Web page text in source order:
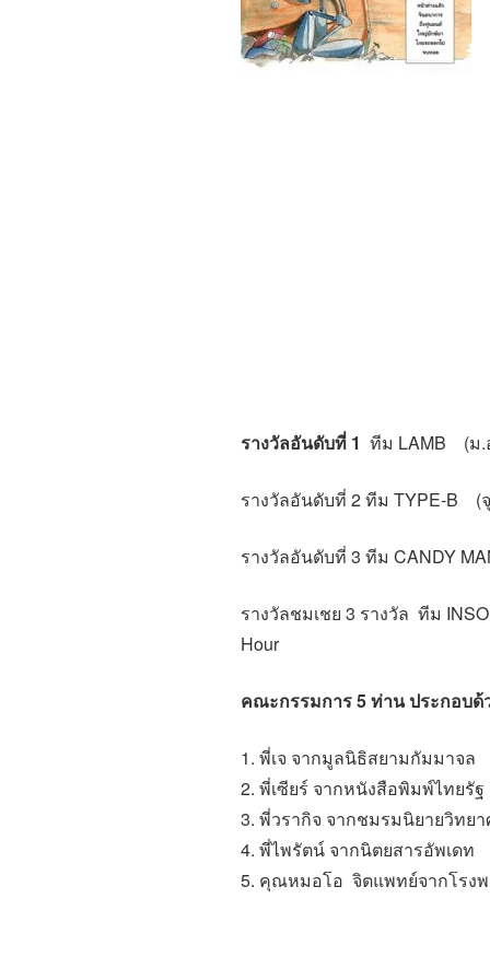
รางวัลอันดับที่ 1 ทีม LAMB (ม
รางวัลอันดับที่ 2 ทีม TYPE-B
รางวัลอันดับที่ 3 ทีม CANDY
รางวัลชมเชย 3 รางวัล ทีม
Hour
คณะกรรมการ 5 ท่าน ประกอบด้
1. พี่เจ จากมูลนิธิสยามกัมมาจล
2. พี่เซียร์ จากหนังสือพิมพ์ไทยรัฐ
3. พี่วรากิจ จากชมรมนิยายวิทย
4. พี่ไพรัตน์ จากนิตยสารอัพเดท
5. คุณหมอโอ จิตแพทย์จากโรง